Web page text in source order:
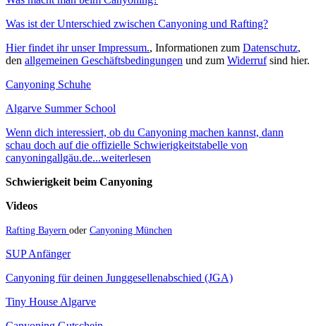
Was ist der Unterschied zwischen Canyoning und Rafting?
Hier findet ihr unser Impressum., Informationen zum Datenschutz,
den allgemeinen Geschäftsbedingungen und zum Widerrufsind hier.
Canyoning Schuhe
Algarve Summer School
Wenn dich interessiert, ob du Canyoning machen kannst, dann
schau doch auf die offizielle Schwierigkeitstabelle von
canyoningallgäu.de...weiterlesen
Schwierigkeit beim Canyoning
Videos
Rafting Bayern oder Canyoning München
SUP Anfänger
Canyoning für deinen Junggesellenabschied (JGA)
Tiny House Algarve